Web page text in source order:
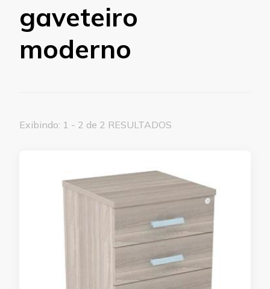
gaveteiro
moderno
Exibindo: 1 - 2 de 2 RESULTADOS